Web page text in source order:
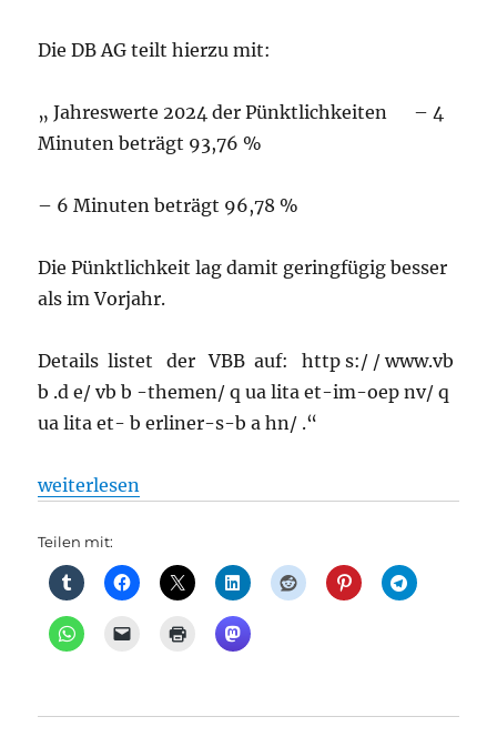
Die DB AG teilt hierzu mit:
„ Jahreswerte 2024 der Pünktlichkeiten – 4
Minuten beträgt 93,76 %
– 6 Minuten beträgt 96,78 %
Die Pünktlichkeit lag damit geringfügig besser
als im Vorjahr.
Details listet der VBB auf: http s:/ / www.vb
b .d e/ vb b -themen/ q ua lita et-im-oep nv/ q
ua lita et- b erliner-s-b a hn/ .“
„S-Bahn: Verspätungen und Zugausfälle bei der
weiterlesen
Teilen mit: